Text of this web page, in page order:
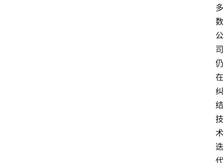
多
数
公
司
仍
在
纠
结
技
术
迭
代